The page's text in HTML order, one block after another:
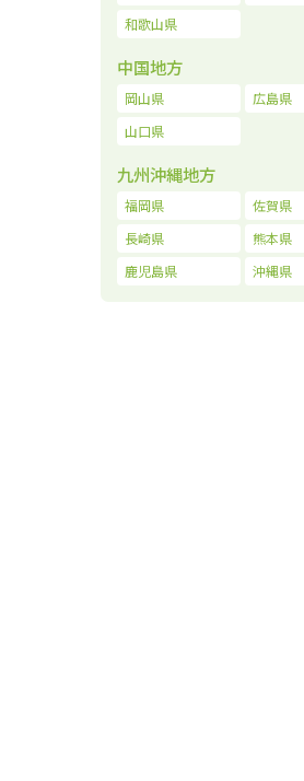
和歌山県
中国地方
岡山県
広島県
山口県
九州沖縄地方
福岡県
佐賀県
長崎県
熊本県
鹿児島県
沖縄県